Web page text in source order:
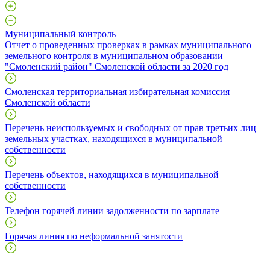
Муниципальный контроль
Отчет о проведенных проверках в рамках муниципального
земельного контроля в муниципальном образовании
"Смоленский район" Смоленской области за 2020 год
Смоленская территориальная избирательная комиссия
Смоленской области
Перечень неиспользуемых и свободных от прав третьих лиц
земельных участках, находящихся в муниципальной
собственности
Перечень объектов, находящихся в муниципальной
собственности
Телефон горячей линии задолженности по зарплате
Горячая линия по неформальной занятости